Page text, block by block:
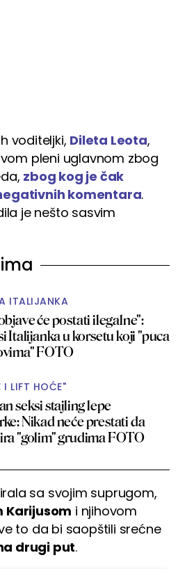
voditeljki, Dileta Leota,
pleni uglavnom zbog
zbog kog je čak
komentara.
je nešto sasvim
ITALIJANKA
će postati ilegalne":
Italijanka u korsetu koji "puca
FOTO
I LIFT HOĆE"
seksi stajling lepe
Nikad neće prestati da
"golim" grudima FOTO
sa svojim suprugom,
Karijusom i njihovom
to da bi saopštili srećne
drugi put.